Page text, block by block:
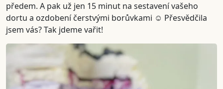
předem. A pak už jen 15 minut na sestavení vašeho
dortu a ozdobení čerstvými borůvkami ☺️ Přesvědčila
jsem vás? Tak jdeme vařit!